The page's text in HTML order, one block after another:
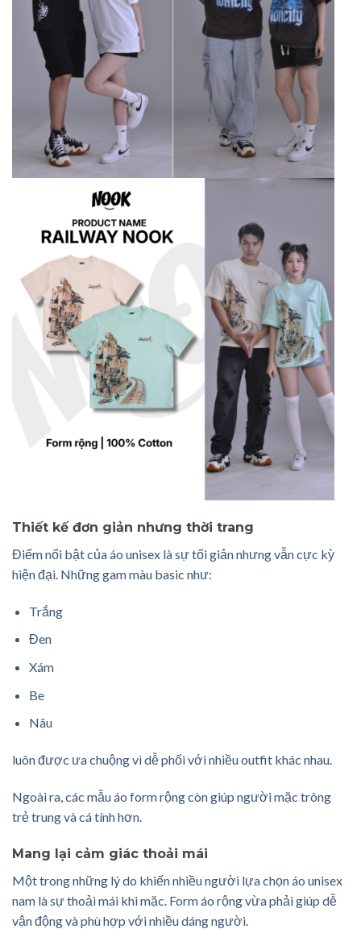
Thiết kế đơn giản nhưng thời trang
Điểm nổi bật của áo unisex là sự tối giản nhưng vẫn cực kỳ
hiện đại. Những gam màu basic như:
Trắng
Đen
Xám
Be
Nâu
luôn được ưa chuộng vì dễ phối với nhiều outfit khác nhau.
Ngoài ra, các mẫu áo form rộng còn giúp người mặc trông
trẻ trung và cá tính hơn.
Mang lại cảm giác thoải mái
Một trong những lý do khiến nhiều người lựa chọn áo unisex
nam là sự thoải mái khi mặc. Form áo rộng vừa phải giúp dễ
vận động và phù hợp với nhiều dáng người.